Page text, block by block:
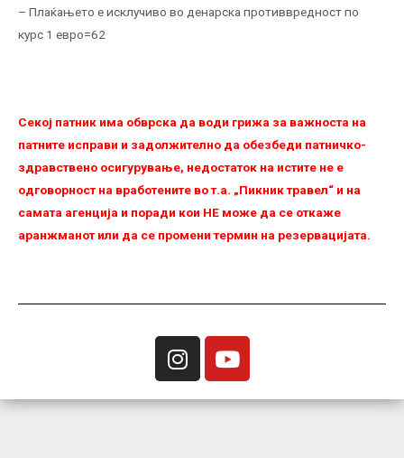
– Плаќањето е исклучиво во денарска противвредност по
курс 1 евро=62
Секој патник има обврска да води грижа за важноста на
патните исправи и задолжително да обезбеди патничко-
здравствено осигурување, недостаток на истите не е
одговорност на вработените во т.а. „Пикник травел“ и на
самата агенција и поради кои НЕ можe да се откаже
аранжманот или да се промени термин на резервацијата.